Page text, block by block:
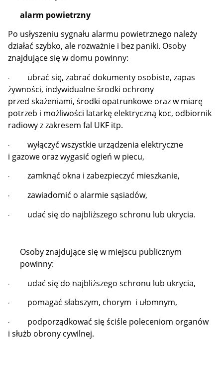
alarm powietrzny
Po usłyszeniu sygnału alarmu powietrznego należy
działać szybko, ale rozważnie i bez paniki. Osoby
znajdujące się w domu powinny:
·
ubrać się, zabrać dokumenty osobiste, zapas
żywności‚ indywidualne środki ochrony
przed skażeniami, środki opatrunkowe oraz w miarę
potrzeb i możliwości latarkę elektryczną koc, odbiornik
radiowy z zakresem fal UKF itp.
·
wyłączyć wszystkie urządzenia elektryczne
i gazowe oraz wygasić ogień w piecu,
· zamknąć okna i zabezpieczyć mieszkanie,
· zawiadomić o alarmie sąsiadów,
· udać się do najbliższego schronu lub ukrycia.
Osoby znajdujące się w miejscu publicznym
powinny:
· udać się do najbliższego schronu lub ukrycia,
· pomagać słabszym, chorym i ułomnym,
·
podporządkować się ściśle poleceniom organów
i służb obrony cywilnej.